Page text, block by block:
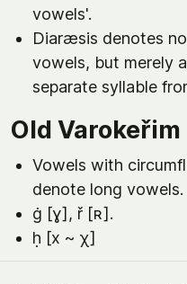
vowels'.
Diaræsis denotes
vowels, but merely
separate syllable
Old Varokeřim
Vowels with
denote long vowels.
ġ [ɣ], ř [ʀ].
ḥ [x ~ χ]